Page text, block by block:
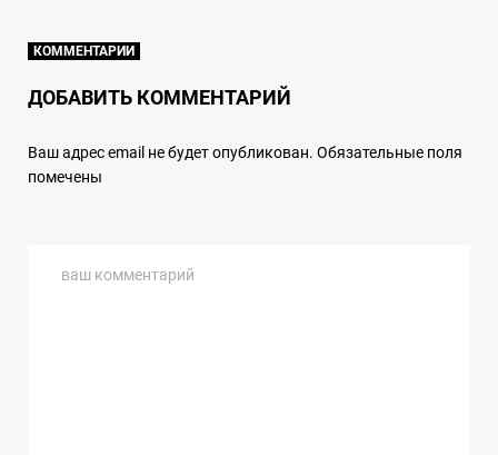
КОММЕНТАРИИ
ДОБАВИТЬ КОММЕНТАРИЙ
Ваш адрес email не будет опубликован. Обязательные поля
помечены
ваш комментарий